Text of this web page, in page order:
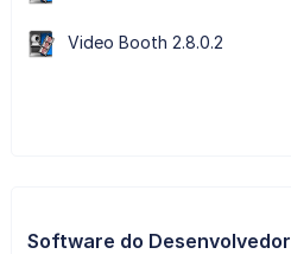
Video Booth 2.8.0.2
Software do Desenvolvedor